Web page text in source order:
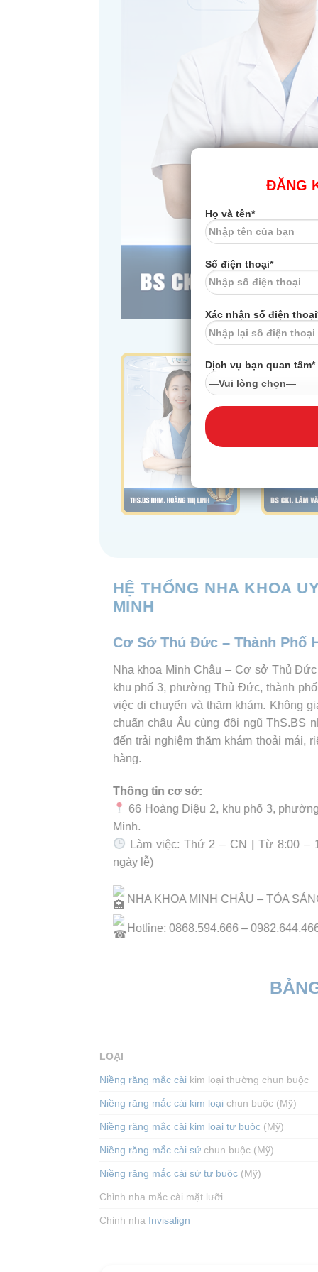
HỆ THỐNG NHA KHOA
MINH
Cơ Sở Thủ Đức – Thành Phố
Nha khoa Minh Châu – Cơ sở Thủ
khu phố 3, phường Thủ Đức, thành
việc di chuyển và thăm khám. Không
chuẩn châu Âu cùng đội ngũ ThS.BS
đến trải nghiệm thăm khám thoải mái,
hàng.
Thông tin cơ sở:
66 Hoàng Diệu 2, khu phố 3,
Minh.
Làm việc: Thứ 2 – CN | Từ 8:00 –
ngày lễ)
NHA KHOA MINH CHÂU – TỎA
Hotline: 0868.594.666 –
LOẠI
Niềng răng mắc cài kim loại thường chun buộc
Niềng răng mắc cài kim loại chun buộc (Mỹ)
Niềng răng mắc cài kim loại tự buộc(Mỹ)
Niềng răng mắc cài sứchun buộc (Mỹ)
Niềng răng mắc cài sứ tự buộc(Mỹ)
Chỉnh nha mắc cài mặt lưỡi
Chỉnh nha Invisalign
ĐĂNG
Họ và tên*
Số điện thoại*
Xác nhận số điện
Dịch vụ bạn quan tâm*